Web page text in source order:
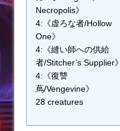
Necropolis》
4:《虚ろな者/Hollow
One》
4:《縫い師への供給
者/Stitcher’s Supplier》
4:《復讐
蔦/Vengevine》
28 creatures